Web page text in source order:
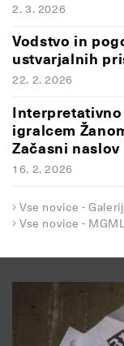
2. 3. 2026
Vodstvo in
ustvarjalnih
22. 2. 2026
igralcem
Začasni naslov
16. 2. 2026
Vse novice -
Vse novice -